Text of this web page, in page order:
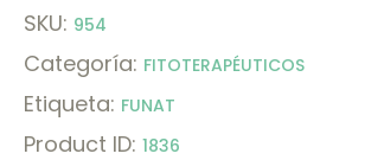
SKU: 954
Categoría: FITOTERAPÉUTICOS
Etiqueta: FUNAT
Product ID: 1836